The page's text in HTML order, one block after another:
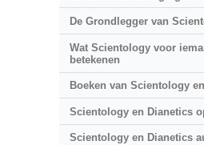
De Grondlegger van
Wat Scientology voor
betekenen
Boeken van Scientology
Scientology en Dianetics
Scientology en Dianetics